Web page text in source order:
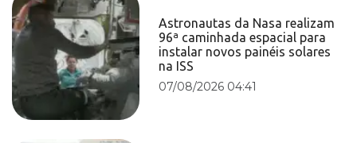
Astronautas da Nasa realizam
96ª caminhada espacial para
instalar novos painéis solares
na ISS
07/08/2026 04:41